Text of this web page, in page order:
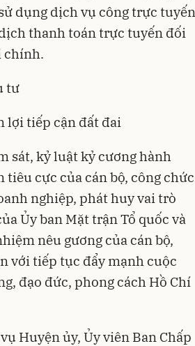
dụng dịch vụ công trực tuyến
thanh toán trực tuyến đối
chính.
tư
lợi tiếp cận đất đai
sát, kỷ luật kỷ cương hành
cực của cán bộ, công chức
nghiệp, phát huy vai trò
Ủy ban Mặt trận Tổ quốc và
nêu gương của cán bộ,
với tiếp tục đẩy mạnh cuộc
đạo đức, phong cách Hồ Chí
Huyện ủy, Ủy viên Ban Chấp